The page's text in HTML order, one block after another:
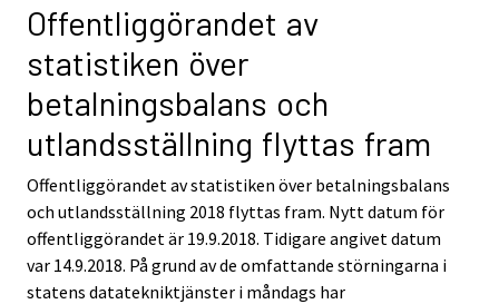
Offentliggörandet av
statistiken över
betalningsbalans och
utlandsställning flyttas fram
Offentliggörandet av statistiken över betalningsbalans
och utlandsställning 2018 flyttas fram. Nytt datum för
offentliggörandet är 19.9.2018. Tidigare angivet datum
var 14.9.2018. På grund av de omfattande störningarna i
statens datatekniktjänster i måndags har